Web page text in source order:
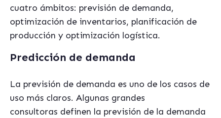
cuatro ámbitos: previsión de demanda,
optimización de inventarios, planificación de
producción y optimización logística.
Predicción de demanda
La previsión de demanda es uno de los casos de
uso más claros. Algunas grandes
consultoras definen la previsión de la demanda